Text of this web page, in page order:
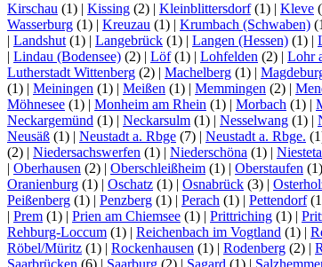
Kirschau (1) | Kissing (2) | Kleinblittersdorf(1) | Kleve
Wasserburg (1) | Kreuzau (1) | Krumbach (Schwaben)
| Landshut (1) | Langebrück (1) | Langen (Hessen) (1) |
| Lindau (Bodensee) (2) | Löf(1) | Lohfelden (2) | Lohr
Lutherstadt Wittenberg (2) | Machelberg (1) |
(1) | Meiningen (1) | Meißen (1) | Memmingen (2) |
Möhnesee (1) | Monheim am Rhein (1) | Morbach (1) |
Neckargemünd (1) | Neckarsulm (1) | Nesselwang (1) |
Neusäß (1) | Neustadt a. Rbge (7) | Neustadt a. Rbge.
(2) | Niedersachswerfen (1) | Niederschöna (1) |
| Oberhausen (2) | Oberschleißheim (1) | Oberstaufen (1)
Oranienburg (1) | Oschatz (1) | Osnabrück (3) |
Peißenberg (1) | Penzberg (1) | Perach (1) | Pettendorf
| Prem (1) | Prien am Chiemsee (1) | Prittriching (1) |
Rehburg-Loccum (1) | Reichenbach im Vogtland (1) |
Röbel/Müritz (1) | Rockenhausen (1) | Rodenberg (2) |
Saarbrücken (6) | Saarburg (2) | Sagard (1) |